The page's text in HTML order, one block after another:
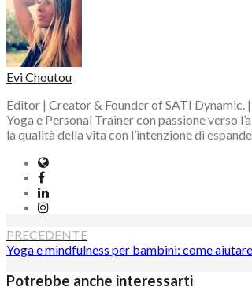
Evi Choutou
Editor | Creator & Founder of SATI
Yoga e Personal Trainer con passione verso
la qualità della vita con l’intenzione di
Website
Facebook
LinkedIn
Instagram
Navigazione
articoli
PRECEDENTE
Yoga e mindfulness per bambini: come
Potrebbe anche interessarti